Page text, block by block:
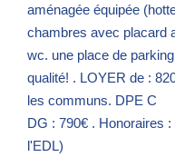
aménagée équipée
chambres avec placard
wc. une place de
qualité! . LOYER de :
les communs. DPE C
DG : 790€ . Honoraires
l'EDL)